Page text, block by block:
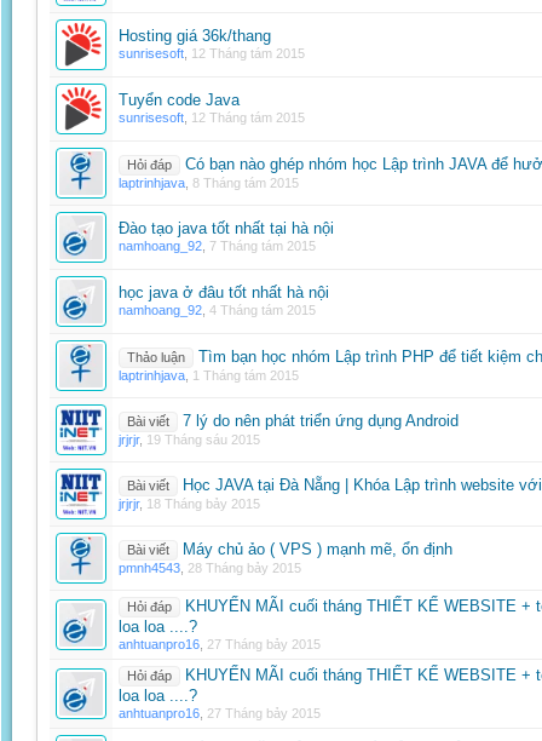
Hosting giá 36k/thang
sunrisesoft 12 Tháng tám 2015
Tuyển code Java
sunrisesoft 12 Tháng tám 2015
Hỏi đáp Có bạn nào ghép nhóm học Lập trình JAVA để
laptrinhjava 8 Tháng tám 2015
Đào tạo java tốt nhất tại hà nội
namhoang_92 7 Tháng tám 2015
học java ở đâu tốt nhất hà nội
namhoang_92 4 Tháng tám 2015
Thảo luận Tìm bạn học nhóm Lập trình PHP để tiết kiệm
laptrinhjava 1 Tháng tám 2015
Bài viết 7 lý do nên phát triển ứng dụng Android
jrjrjr, 19 Tháng sáu 2015
Bài viết Học JAVA tại Đà Nẵng | Khóa Lập trình website
jrjrjr, 18 Tháng bảy 2015
Bài viết Máy chủ ảo ( VPS ) mạnh mẽ, ổn định
pmnh4543 28 Tháng bảy 2015
Hỏi đáp
KHUYẾN MÃI cuối tháng THIẾT KẾ WEBSITE +
loa loa ....?
anhtuanpro16 27 Tháng bảy 2015
Hỏi đáp
KHUYẾN MÃI cuối tháng THIẾT KẾ WEBSITE +
loa loa ....?
anhtuanpro16 27 Tháng bảy 2015